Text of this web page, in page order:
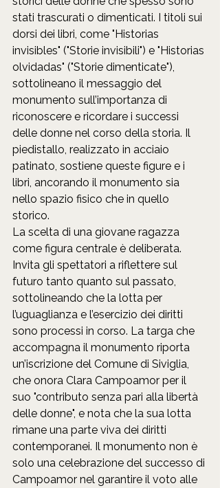
stati trascurati o dimenticati. I titoli sui
dorsi dei libri, come "Historias
invisibles" ("Storie invisibili") e "Historias
olvidadas" ("Storie dimenticate"),
sottolineano il messaggio del
monumento sull’importanza di
riconoscere e ricordare i successi
delle donne nel corso della storia. Il
piedistallo, realizzato in acciaio
patinato, sostiene queste figure e i
libri, ancorando il monumento sia
nello spazio fisico che in quello
storico.
La scelta di una giovane ragazza
come figura centrale è deliberata.
Invita gli spettatori a riflettere sul
futuro tanto quanto sul passato,
sottolineando che la lotta per
l’uguaglianza e l’esercizio dei diritti
sono processi in corso. La targa che
accompagna il monumento riporta
un’iscrizione del Comune di Siviglia,
che onora Clara Campoamor per il
suo "contributo senza pari alla libertà
delle donne", e nota che la sua lotta
rimane una parte viva dei diritti
contemporanei. Il monumento non è
solo una celebrazione del successo di
Campoamor nel garantire il voto alle